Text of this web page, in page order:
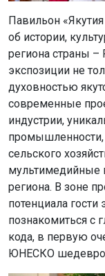
Павильон
об истории,
региона страны –
экспозиции не
духовностью
современные
индустрии,
промышленности,
сельского
мультимедийные
региона. В зоне
потенциала
познакомиться с
кода, в первую
ЮНЕСКО